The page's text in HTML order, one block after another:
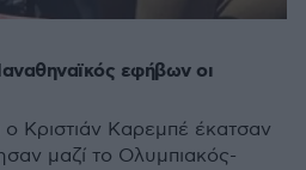
εφήβων οι
Κριστιάν Καρεμπέ έκατσαν
μαζί το Ολυμπιακός-